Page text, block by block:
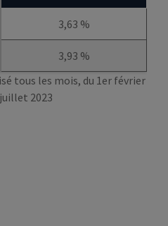
3,63 %
3,93 %
tous les mois, du 1er février
2023